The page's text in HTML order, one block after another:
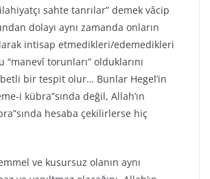
sahte tanrılar” demek vâcip
dolayı aynı zamanda onların
intisap etmedikleri/edemedikleri
“manevî torunları” olduklarını
bir tespit olur… Bunlar Hegel’in
i kübra”sında değil, Allah’ın
hesaba çekilirlerse hiç
ve kusursuz olanın aynı